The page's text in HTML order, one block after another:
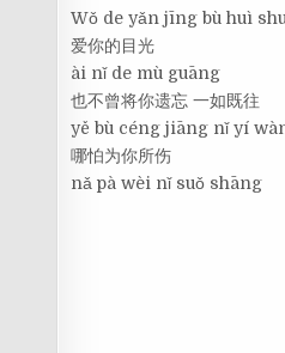
Wǒ de yǎn jīng bù huì
爱你的目光
ài nǐ de mù guāng
也不曾将你遗忘 一如既往
yě bù céng jiāng nǐ yí
哪怕为你所伤
nǎ pà wèi nǐ suǒ shāng